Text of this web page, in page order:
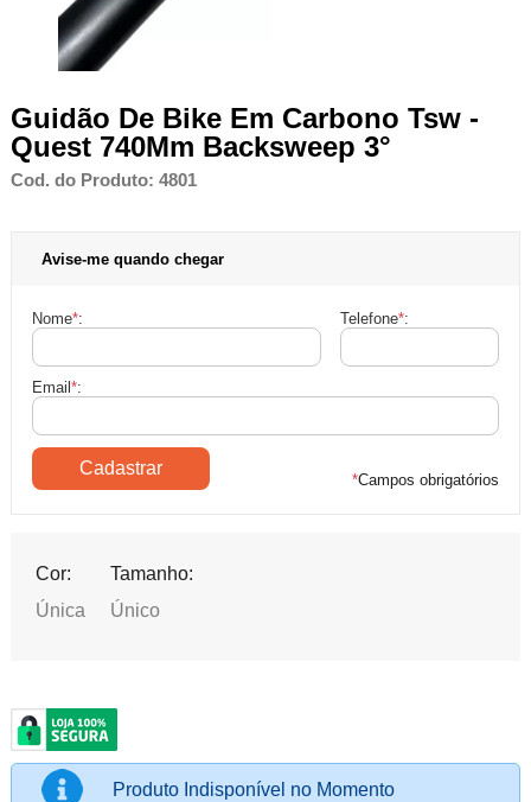
Guidão De Bike Em Carbono Tsw -
Quest 740Mm Backsweep 3°
Cod. do Produto: 4801
Avise-me quando chegar
Nome*: Telefone*:
Email*:
*Campos obrigatórios
Cor:
Única
Tamanho:
Único
Produto Indisponível no Momento